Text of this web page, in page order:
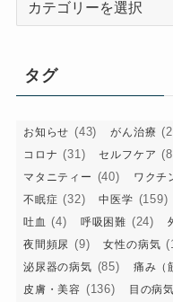
ー
タグ
お知らせ (43) がん治療
コロナ (31) セルフケア
マタニティー (40) ワクチ
不眠症 (32) 中医学 (159)
吐血 (4) 呼吸困難 (24)
夜間頻尿 (9) 女性の病気
泌尿器の病気 (85) 痛み（
皮膚・美容 (136) 目の病気